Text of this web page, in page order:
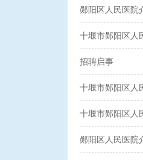
郧阳区人民医院
十堰市郧阳区人
招聘启事
十堰市郧阳区人
十堰市郧阳区人
郧阳区人民医院